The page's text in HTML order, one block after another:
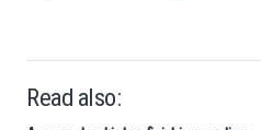
Read also: